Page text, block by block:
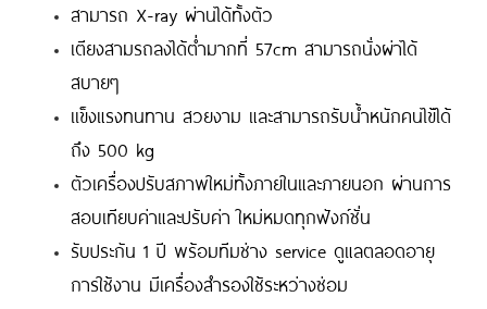
สามารถ X-ray ผ่านได้ทั้งตัว
เตียงสามรถลงได้ต่ำมากที่ 57cm สามารถนั่งผ่าได้
สบายๆ
เเข็งแรงทนทาน สวยงาม และสามารถรับน้ำหนักคนไข้ได้
ถึง 500 kg
ตัวเครื่องปรับสภาพใหม่ทั้งภายในและภายนอก ผ่านการ
สอบเทียบค่าและปรับค่า ใหม่หมดทุกฟังก์ชั่น
รับประกัน 1 ปี พร้อมทีมช่าง service ดูแลตลอดอายุ
การใช้งาน มีเครื่องสำรองใช้ระหว่างซ่อม